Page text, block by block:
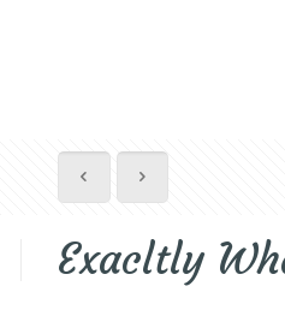
Exacltly